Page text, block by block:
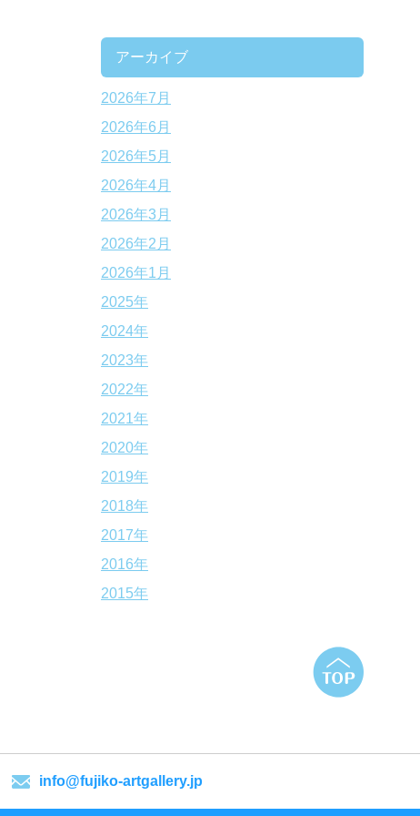
アーカイブ
2026年7月
2026年6月
2026年5月
2026年4月
2026年3月
2026年2月
2026年1月
2025年
2024年
2023年
2022年
2021年
2020年
2019年
2018年
2017年
2016年
2015年
info@fujiko-artgallery.jp